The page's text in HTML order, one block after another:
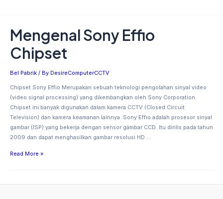
Mengenal Sony Effio
Chipset
Bel Pabrik / By DesireComputerCCTV
Chipset Sony Effio Merupakan sebuah teknologi pengolahan sinyal video
(video signal processing) yang dikembangkan oleh Sony Corporation.
Chipset ini banyak digunakan dalam kamera CCTV (Closed Circuit
Television) dan kamera keamanan lainnya. Sony Effio adalah prosesor sinyal
gambar (ISP) yang bekerja dengan sensor gambar CCD. Itu dirilis pada tahun
2009 dan dapat menghasilkan gambar resolusi HD …
Mengenal
Sony
Effio
Chipset
Read More »